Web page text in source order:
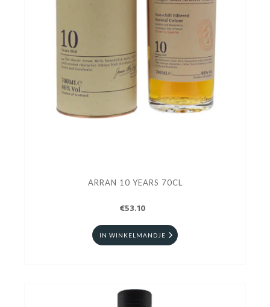
ARRAN 10 YEARS 70CL
€53.10
IN WINKELMANDJE